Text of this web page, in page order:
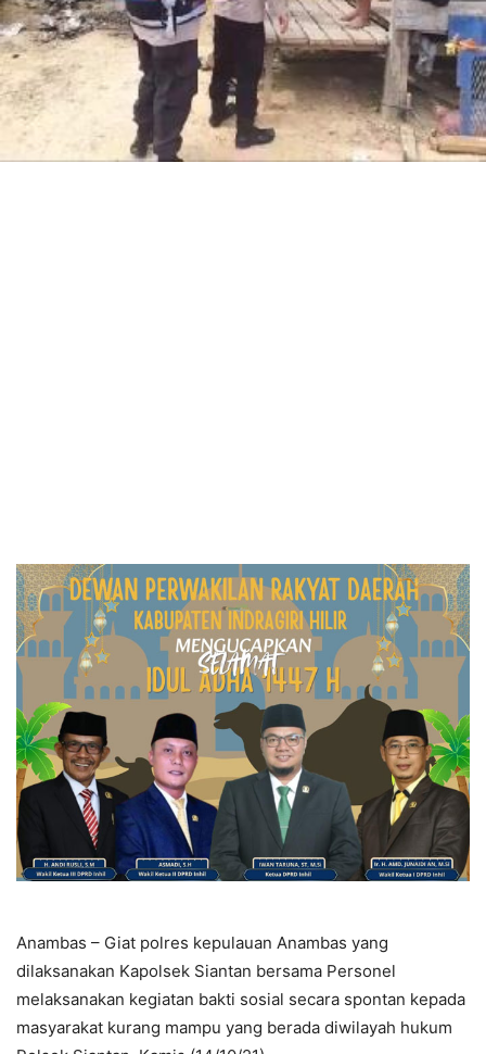
Anambas – Giat polres kepulauan Anambas yang
dilaksanakan Kapolsek Siantan bersama Personel
melaksanakan kegiatan bakti sosial secara spontan kepada
masyarakat kurang mampu yang berada diwilayah hukum